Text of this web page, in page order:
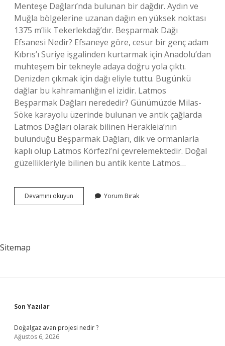
Menteşe Dağları’nda bulunan bir dağdır. Aydın ve
Muğla bölgelerine uzanan dağın en yüksek noktası
1375 m’lik Tekerlekdağ’dır. Beşparmak Dağı
Efsanesi Nedir? Efsaneye göre, cesur bir genç adam
Kıbrıs’ı Suriye işgalinden kurtarmak için Anadolu’dan
muhteşem bir tekneyle adaya doğru yola çıktı.
Denizden çıkmak için dağı eliyle tuttu. Bugünkü
dağlar bu kahramanlığın el izidir. Latmos
Beşparmak Dağları nerededir? Günümüzde Milas-
Söke karayolu üzerinde bulunan ve antik çağlarda
Latmos Dağları olarak bilinen Herakleia’nın
bulunduğu Beşparmak Dağları, dik ve ormanlarla
kaplı olup Latmos Körfezi’ni çevrelemektedir. Doğal
güzellikleriyle bilinen bu antik kente Latmos…
Devamını okuyun Beşparmak
Dağları
Yorum Bırak
Sitemap
Sidebar
Son Yazılar
Doğalgaz avan projesi nedir ?
Ağustos 6, 2026